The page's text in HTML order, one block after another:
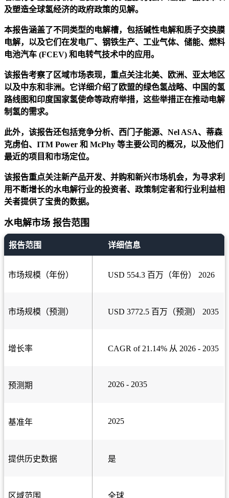
及塑造全球氢经济的政府政策的见解。
本报告涵盖了不同类型的电解槽，包括碱性电解和质子交换膜
电解，以及它们在发电厂、钢铁生产、工业气体、储能、燃料
电池汽车 (FCEV) 和电转气技术中的应用。
该报告考察了区域市场表现，重点关注北美、欧洲、亚太地区
以及中东和非洲。它详细介绍了欧盟的绿色氢战略、中国的氢
路线图和印度国家氢使命等政府举措，这些举措正在推动电解
制氢的需求。
此外，该报告还包括竞争分析、西门子能源、Nel ASA、蒂森
克虏伯、ITM Power 和 McPhy 等主要公司的概况，以及他们
最近的项目和市场定位。
该报告重点关注新产品开发、并购和新兴市场机会，为寻求利
用不断增长的水电解行业的投资者、政策制定者和行业利益相
关者提供了宝贵的数据。
水电解市场 报告范围
报告范围 详细信息
市场规模（年份） USD 554.3 百万（年份） 2026
市场规模（预测） USD 3772.5 百万（预测） 2035
增长率 CAGR of 21.14% 从 2026 - 2035
预测期 2026 - 2035
基准年 2025
提供历史数据 是
区域范围 全球